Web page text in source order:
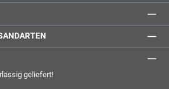
geliefert!